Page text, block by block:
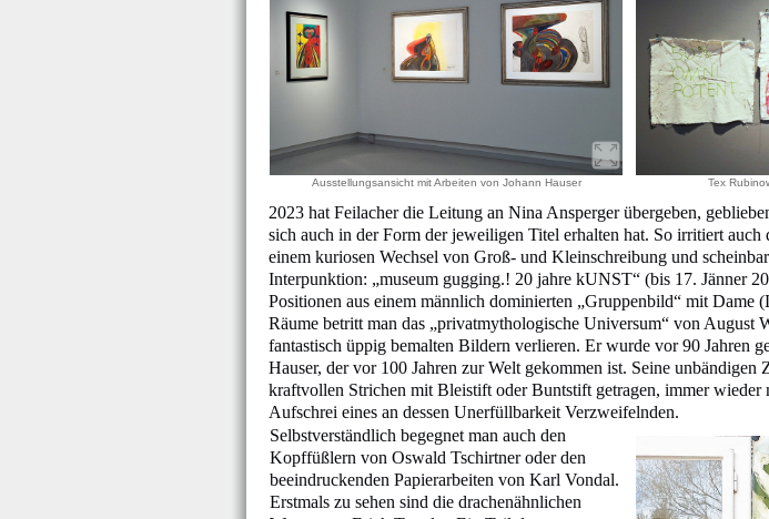
Ausstellungsansicht mit Arbeiten von Johann Hauser Tex
2023 hat Feilacher die Leitung an Nina Ansperger übergeben,
sich auch in der Form der jeweiligen Titel erhalten hat. So irritiert auch
einem kuriosen Wechsel von Groß- und Kleinschreibung und
Interpunktion: „museum gugging.! 20 jahre kUNST“ (bis 17. Jänner
Positionen aus einem männlich dominierten „Gruppenbild“ mit Dame
Räume betritt man das „privatmythologische Universum“ von August
fantastisch üppig bemalten Bildern verlieren. Er wurde vor 90 Jahren
Hauser, der vor 100 Jahren zur Welt gekommen ist. Seine unbändigen
kraftvollen Strichen mit Bleistift oder Buntstift getragen, immer wieder
Aufschrei eines an dessen Unerfüllbarkeit Verzweifelnden.
Selbstverständlich begegnet man auch den
Kopffüßlern von Oswald Tschirtner oder den
beeindruckenden Papierarbeiten von Karl Vondal.
Erstmals zu sehen sind die drachenähnlichen